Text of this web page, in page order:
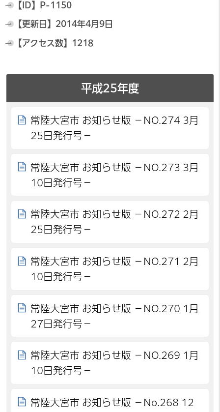
【ID】 P-1150
【更新日】 2014年4月9日
【アクセス数】 1218
平成25年度
常陸大宮市 お知らせ版 －NO.274 3月
25日発行号－
常陸大宮市 お知らせ版 －NO.273 3月
10日発行号－
常陸大宮市 お知らせ版 －NO.272 2月
25日発行号－
常陸大宮市 お知らせ版 －NO.271 2月
10日発行号－
常陸大宮市 お知らせ版 －NO.270 1月
27日発行号－
常陸大宮市 お知らせ版 －NO.269 1月
10日発行号－
常陸大宮市 お知らせ版 －No.268 12